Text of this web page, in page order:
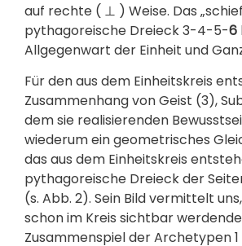
auf rechte ( ⊥ ) Weise. Das
pythagoreische Dreieck 3-4-5-6
Allgegenwart der Einheit und
Für den aus dem Einheitskreis
Zusammenhang von Geist (3),
dem sie realisierenden
wiederum ein geometrisches
das aus dem Einheitskreis
pythagoreische Dreieck der
(s. Abb. 2). Sein Bild vermittelt
schon im Kreis sichtbar werdende
Zusammenspiel der Archetypen